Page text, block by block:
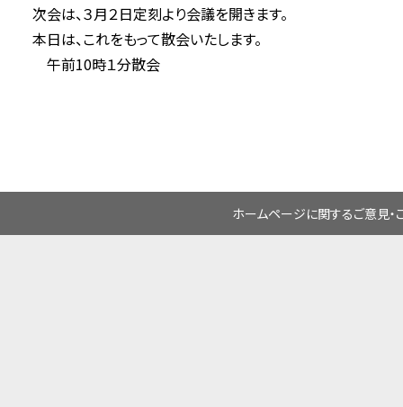
次会は、３月２日定刻より会議を開きます。
本日は、これをもって散会いたします。
午前10時１分散会
ホームページに関するご意見・